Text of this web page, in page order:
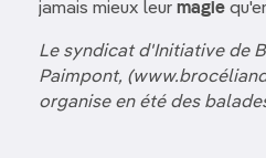
jamais mieux leur magie
Le syndicat d'Initiative de
Paimpont,
organise en été des